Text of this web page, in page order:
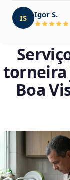
IS Igor S.
torneira
Boa